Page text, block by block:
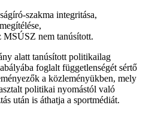
szakma integritása,
MSÚSZ nem tanúsított.
alatt tanúsított politikailag
foglalt függetlenségét sértő
a közleményükben, mely
politikai nyomástól való
után is áthatja a sportmédiát.